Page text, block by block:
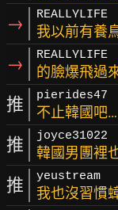
→ REALLYLIFE
我以前有養
→ REALLYLIFE
的臉爆飛過
推 pierides47
不止韓國吧…
推 joyce31022
韓國男團裡
推 yeustream
我也沒習慣